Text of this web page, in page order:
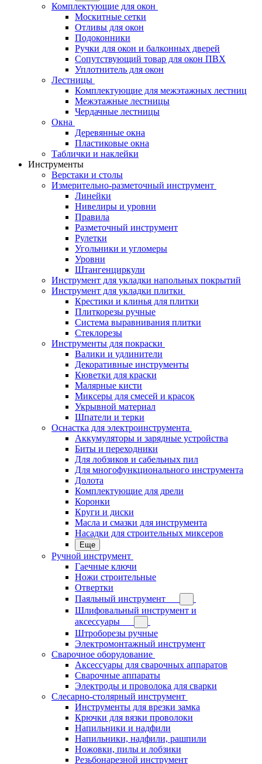
Комплектующие для окон
Москитные сетки
Отливы для окон
Подоконники
Ручки для окон и балконных дверей
Сопутствующий товар для окон ПВХ
Уплотнитель для окон
Лестницы
Комплектующие для межэтажных лестниц
Межэтажные лестницы
Чердачные лестницы
Окна
Деревянные окна
Пластиковые окна
Таблички и наклейки
Инструменты
Верстаки и столы
Измерительно-разметочный инструмент
Линейки
Нивелиры и уровни
Правила
Разметочный инструмент
Рулетки
Угольники и угломеры
Уровни
Штангенциркули
Инструмент для укладки напольных покрытий
Инструмент для укладки плитки
Крестики и клинья для плитки
Плиткорезы ручные
Система выравнивания плитки
Стеклорезы
Инструменты для покраски
Валики и удлинители
Декоративные инструменты
Кюветки для краски
Малярные кисти
Миксеры для смесей и красок
Укрывной материал
Шпатели и терки
Оснастка для электроинструмента
Аккумуляторы и зарядные устройства
Биты и переходники
Для лобзиков и сабельных пил
Для многофункционального инструмента
Долота
Комплектующие для дрели
Коронки
Круги и диски
Масла и смазки для инструмента
Насадки для строительных миксеров
Еще
Ручной инструмент
Гаечные ключи
Ножи строительные
Отвертки
Паяльный инструмент
Шлифовальный инструмент и
аксессуары
Штроборезы ручные
Электромонтажный инструмент
Сварочное оборудование
Аксессуары для сварочных аппаратов
Сварочные аппараты
Электроды и проволока для сварки
Слесарно-столярный инструмент
Инструменты для врезки замка
Крючки для вязки проволоки
Напильники и надфили
Напильники, надфили, рашпили
Ножовки, пилы и лобзики
Резьбонарезной инструмент